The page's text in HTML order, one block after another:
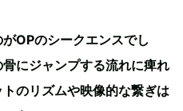
OPのシークエンスでし
にジャンプする流れに痺れ
のリズムや映像的な繋ぎは